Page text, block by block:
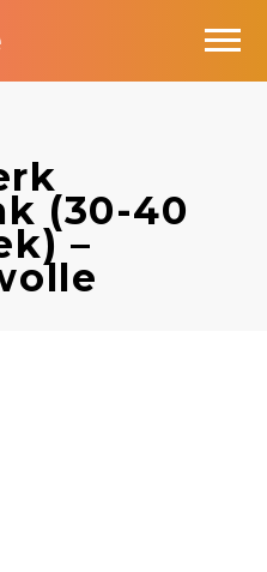
(30-40
–